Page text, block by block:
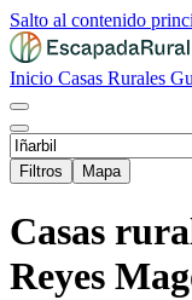
Salto al contenido
Inicio Casas Rurales
Filtros
Mapa
Casas
Reyes